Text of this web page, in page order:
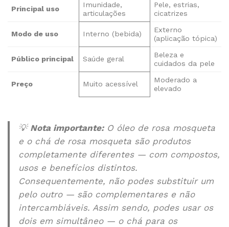
Principal uso
Imunidade,
articulações
Pele, estrias,
cicatrizes
Modo de uso Interno (bebida)
Externo
(aplicação tópica)
Público principal Saúde geral
Beleza e
cuidados da pele
Preço Muito acessível
Moderado a
elevado
💡 Nota importante:O óleo de rosa mosqueta
e o chá de rosa mosqueta são produtos
completamente diferentes — com compostos,
usos e benefícios distintos.
Consequentemente, não podes substituir um
pelo outro — são complementares e não
intercambiáveis. Assim sendo, podes usar os
dois em simultâneo — o chá para os